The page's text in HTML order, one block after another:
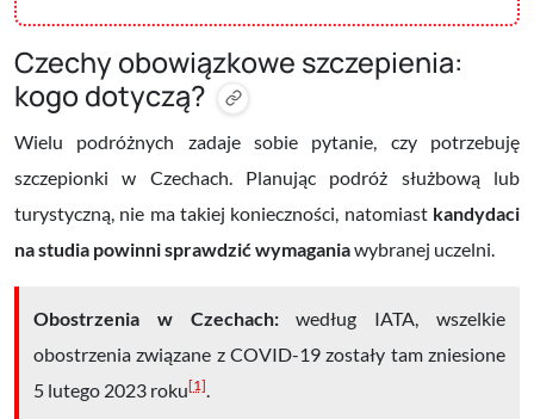
Czechy obowiązkowe szczepienia:
kogo dotyczą?
Wielu podróżnych zadaje sobie pytanie, czy potrzebuję
szczepionki w Czechach. Planując podróż służbową lub
turystyczną, nie ma takiej konieczności, natomiast kandydaci
na studia powinni sprawdzić wymaganiawybranej uczelni.
Obostrzenia w Czechach:według IATA, wszelkie
obostrzenia związane z COVID-19 zostały tam zniesione
5 lutego 2023 roku[1]